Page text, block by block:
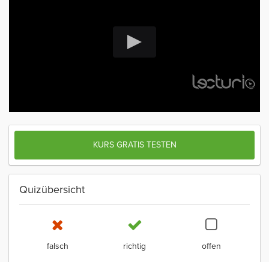
KURS GRATIS TESTEN
Quizübersicht
falsch richtig offen